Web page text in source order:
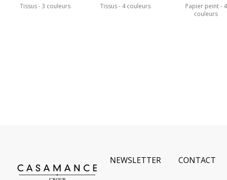
Tissus 3 couleurs Tissus 4 couleurs Papier peint
4
couleurs
NEWSLETTER CONTACT